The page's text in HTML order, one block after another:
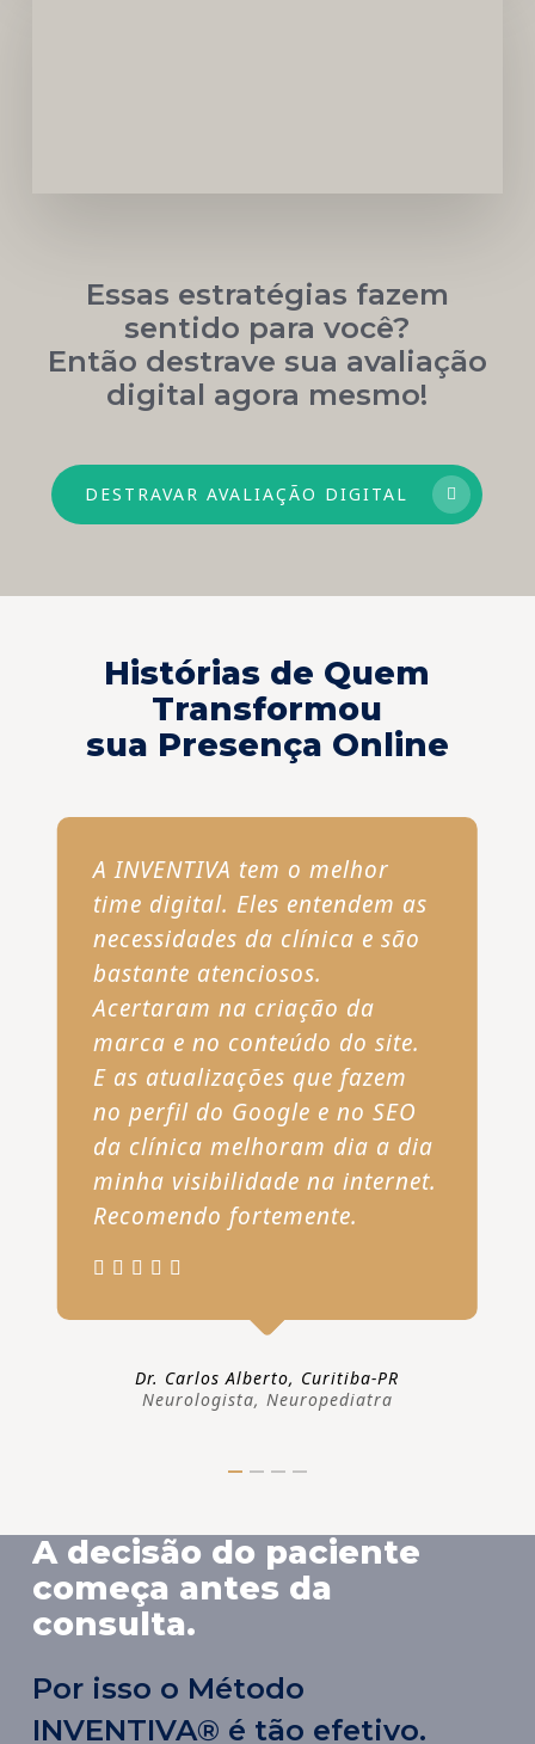
Essas estratégias fazem
sentido para você?
Então destrave sua avaliação
digital agora mesmo!
DESTRAVAR AVALIAÇÃO DIGITAL
Histórias de Quem
Transformou
sua Presença Online
A INVENTIVA tem o melhor
time digital. Eles entendem as
necessidades da clínica e são
bastante atenciosos.
Acertaram na criação da
marca e no conteúdo do site.
E as atualizações que fazem
no perfil do Google e no SEO
da clínica melhoram dia a dia
minha visibilidade na internet.
Recomendo fortemente.
Dr. Carlos Alberto, Curitiba-PR
Neurologista, Neuropediatra
A decisão do paciente
começa antes da
consulta.
Por isso o Método
INVENTIVA® é tão efetivo.